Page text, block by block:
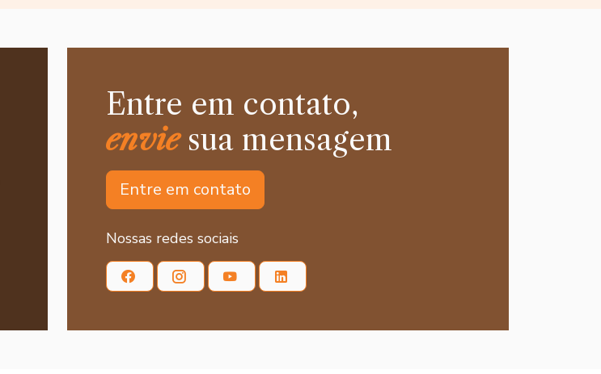
Entre em contato,
enviesua mensagem
Entre em contato
Nossas redes sociais